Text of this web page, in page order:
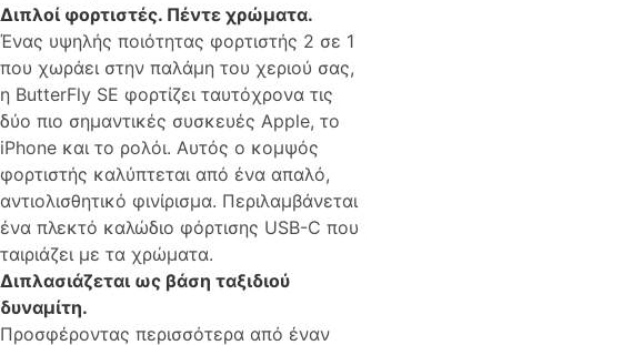
Διπλοί φορτιστές. Πέντε χρώματα.
Ένας υψηλής ποιότητας φορτιστής 2 σε 1
που χωράει στην παλάμη του χεριού σας,
η ButterFly SE φορτίζει ταυτόχρονα τις
δύο πιο σημαντικές συσκευές Apple, το
iPhone και το ρολόι. Αυτός ο κομψός
φορτιστής καλύπτεται από ένα απαλό,
αντιολισθητικό φινίρισμα. Περιλαμβάνεται
ένα πλεκτό καλώδιο φόρτισης USB-C που
ταιριάζει με τα χρώματα.
Διπλασιάζεται ως βάση ταξιδιού
δυναμίτη.
Προσφέροντας περισσότερα από έναν